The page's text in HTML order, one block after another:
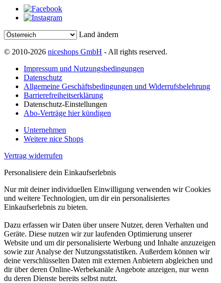
Land ändern
© 2010-2026 niceshops GmbH - All rights reserved.
Impressum und Nutzungsbedingungen
Datenschutz
Allgemeine Geschäftsbedingungen und Widerrufsbelehrung
Barrierefreiheitserklärung
Datenschutz-Einstellungen
Abo-Verträge hier kündigen
Unternehmen
Weitere nice Shops
Vertrag widerrufen
Personalisiere dein Einkaufserlebnis
Nur mit deiner individuellen Einwilligung verwenden wir Cookies
und weitere Technologien, um dir ein personalisiertes
Einkaufserlebnis zu bieten.
Dazu erfassen wir Daten über unsere Nutzer, deren Verhalten und
Geräte. Diese nutzen wir zur laufenden Optimierung unserer
Website und um dir personalisierte Werbung und Inhalte anzuzeigen
sowie zur Analyse der Nutzungsstatistiken. Außerdem können wir
deine verschlüsselten Daten mit externen Anbietern abgleichen und
dir über deren Online-Werbekanäle Angebote anzeigen, nur wenn
du deren Dienste bereits selbst nutzt.